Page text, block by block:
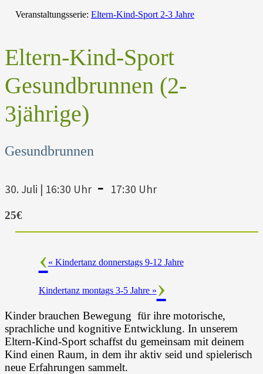
Veranstaltungsserie: Eltern-Kind-Sport 2-3 Jahre
Eltern-Kind-Sport
Gesundbrunnen (2-
3jährige)
Gesundbrunnen
30. Juli | 16:30 Uhr - 17:30 Uhr
25€
« Kindertanz donnerstags 9-12 Jahre
Kindertanz montags 3-5 Jahre »
Kinder brauchen Bewegung für ihre motorische,
sprachliche und kognitive Entwicklung. In unserem
Eltern-Kind-Sport schaffst du gemeinsam mit deinem
Kind einen Raum, in dem ihr aktiv seid und spielerisch
neue Erfahrungen sammelt.